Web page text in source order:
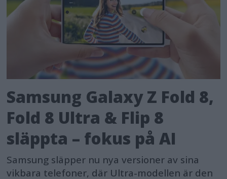
Samsung Galaxy Z Fold 8,
Fold 8 Ultra & Flip 8
släppta – fokus på AI
Samsung släpper nu nya versioner av sina
vikbara telefoner, där Ultra-modellen är den